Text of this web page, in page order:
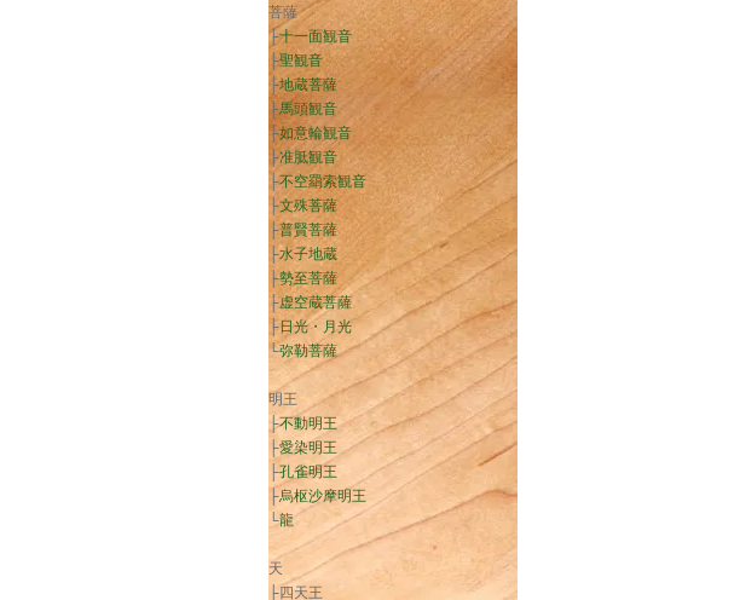
菩薩
├十一面観音
├聖観音
├地蔵菩薩
├馬頭観音
├如意輪観音
├准胝観音
├不空羂索観音
├文殊菩薩
├普賢菩薩
├水子地蔵
├勢至菩薩
├虚空蔵菩薩
├日光・月光
└弥勒菩薩
明王
├不動明王
├愛染明王
├孔雀明王
├烏枢沙摩明王
└龍
天
├四天王